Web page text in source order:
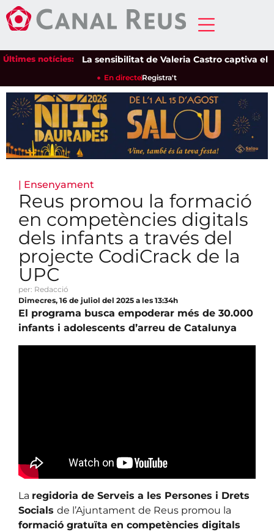
Últimes notícies:La sensibilitat de Valeria Castro captiva el
En directeRegistra't
| Ensenyament
Reus promou la formació
en competències digitals
dels infants a través del
projecte CodiCrack de la
UPC
per: Redacció
Dimecres, 16 de juliol del 2025 a les 13:34h
El programa busca empoderar més de 30.000
infants i adolescents d’arreu de Catalunya
La regidoria de Serveis a les Persones i Drets
Socials de l’Ajuntament de Reus promou la
formació gratuïta en competències digitals